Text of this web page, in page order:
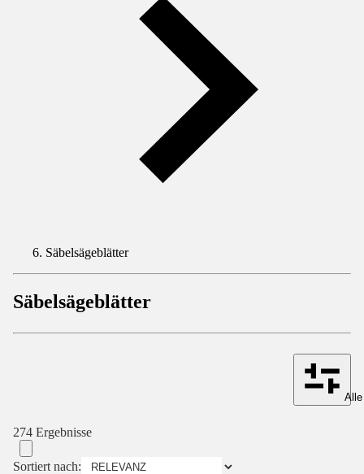
Säbelsägeblätter
Säbelsägeblätter
274 Ergebnisse
Sortiert nach: